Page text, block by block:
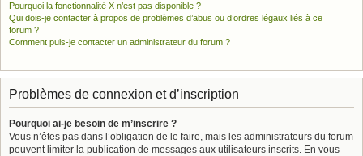
Pourquoi la fonctionnalité X n’est pas disponible ?
Qui dois-je contacter à propos de problèmes d’abus ou d’ordres légaux liés à ce
forum ?
Comment puis-je contacter un administrateur du forum ?
Problèmes de connexion et d’inscription
Pourquoi ai-je besoin de m’inscrire ?
Vous n’êtes pas dans l’obligation de le faire, mais les administrateurs du forum
peuvent limiter la publication de messages aux utilisateurs inscrits. En vous